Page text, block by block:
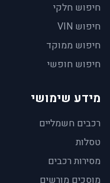
חיפוש חלקי
חיפוש VIN
חיפוש ממוקד
חיפוש חופשי
מידע שימושי
רכבים חשמליים
טסלות
מסירות רכבים
מוסכים מורשים